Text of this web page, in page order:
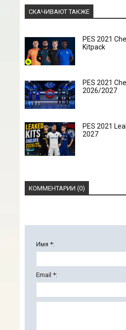
СКАЧИВАЮТ ТАКЖЕ
PES 2021
Kitpack
PES 2021
2026/2027
PES 2021
2027
КОММЕНТАРИИ (0)
Имя *:
Email *: